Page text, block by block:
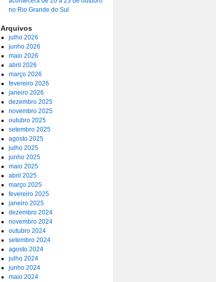
no Rio Grande do Sul
Arquivos
julho 2026
junho 2026
maio 2026
abril 2026
março 2026
fevereiro 2026
janeiro 2026
dezembro 2025
novembro 2025
outubro 2025
setembro 2025
agosto 2025
julho 2025
junho 2025
maio 2025
abril 2025
março 2025
fevereiro 2025
janeiro 2025
dezembro 2024
novembro 2024
outubro 2024
setembro 2024
agosto 2024
julho 2024
junho 2024
maio 2024